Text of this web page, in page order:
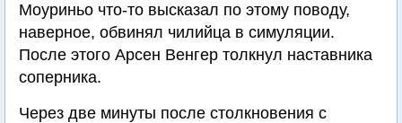
Моуриньо что-то высказал по этому поводу,
наверное, обвинял чилийца в симуляции.
После этого Арсен Венгер толкнул наставника
соперника.
Через две минуты после столкновения с